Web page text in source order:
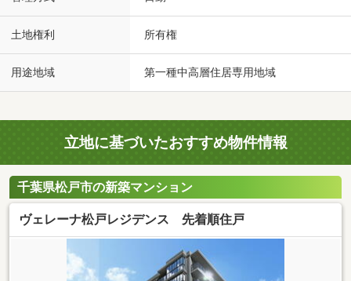
土地権利 所有権
用途地域 第一種中高層住居専用地域
立地に基づいたおすすめ物件情報
千葉県松戸市の新築マンション
ヴェレーナ松戸レジデンス 先着順住戸